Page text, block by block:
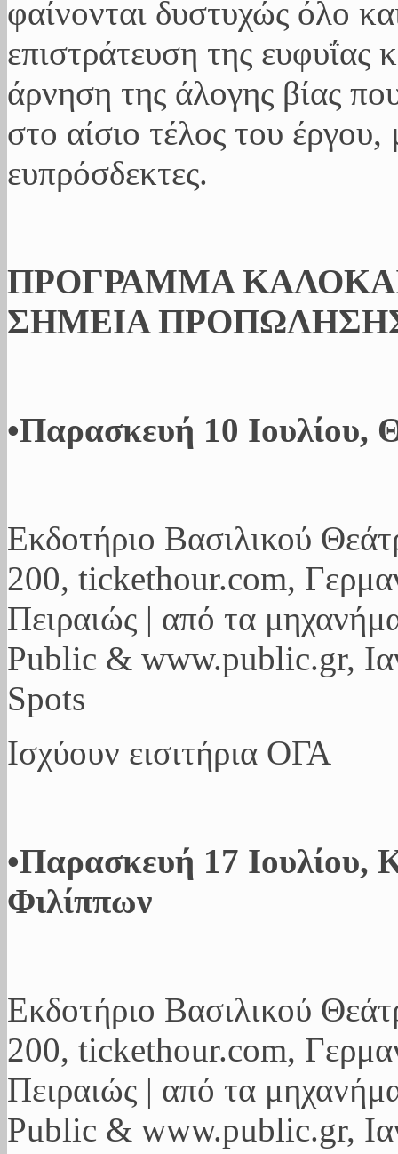
φαίνονται δυστυχώς όλο
επιστράτευση της
άρνηση της άλογης βίας
στο αίσιο τέλος του
ευπρόσδεκτες.
ΠΡΟΓΡΑΜΜΑ
ΣΗΜΕΙΑ
•Παρασκευή 10 Ιουλίου,
Εκδοτήριο Βασιλικού
200, tickethour.com,
Πειραιώς | από τα
Public & www.public.gr,
Spots
Ισχύουν εισιτήρια ΟΓΑ
•Παρασκευή 17 Ιουλίου,
Φιλίππων
Εκδοτήριο Βασιλικού
200, tickethour.com,
Πειραιώς | από τα
Public & www.public.gr,